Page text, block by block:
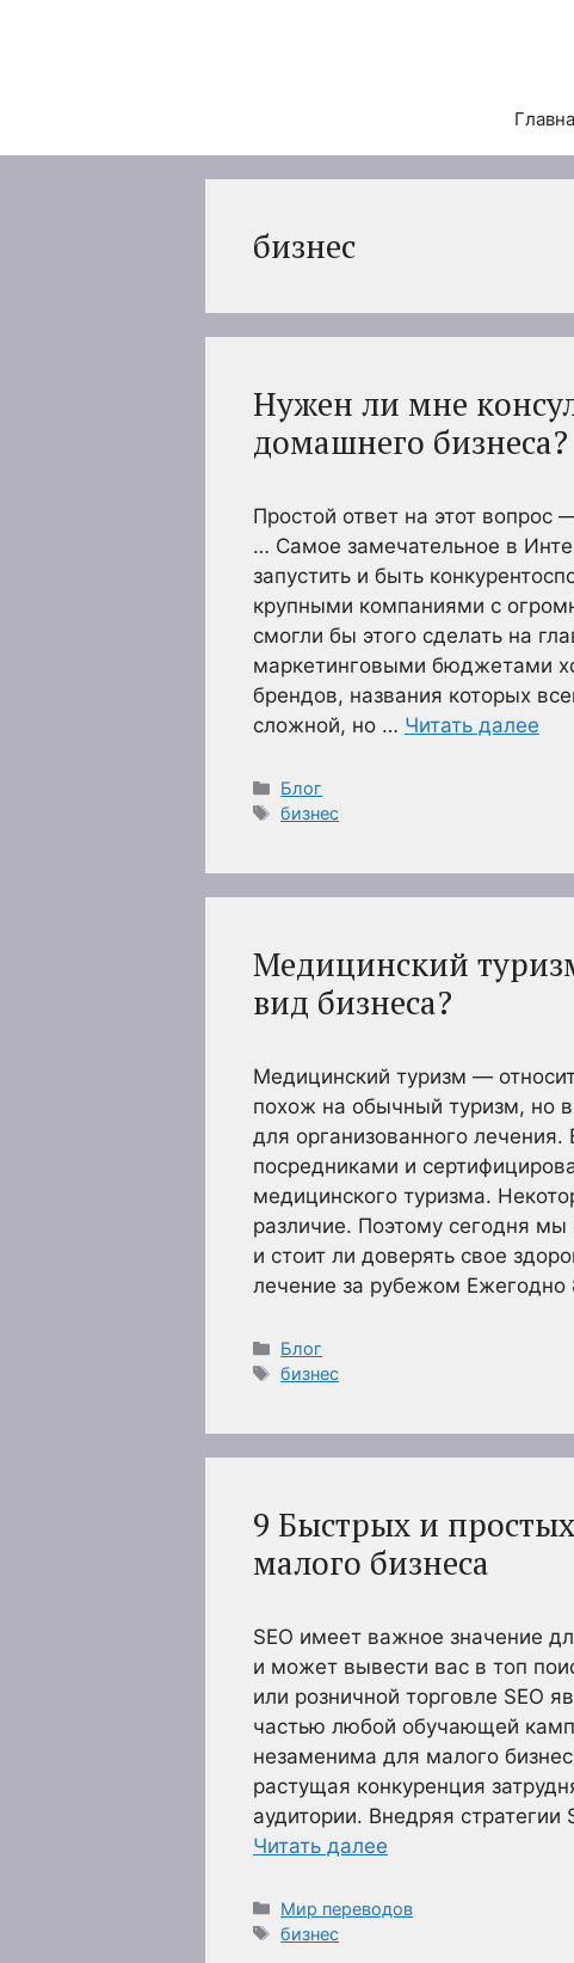
бизнес
Нужен ли мне
домашнего бизнеса?
Простой ответ на этот
… Самое замечательное в
запустить и быть
крупными компаниями с
смогли бы этого сделать на
маркетинговыми бюджетами
брендов, названия которых
сложной, но … Читать далее
Рубрики
Блог
Метки
бизнес
Медицинский
вид бизнеса?
Медицинский туризм —
похож на обычный туризм, но
для организованного
посредниками и
медицинского туризма.
различие. Поэтому сегодня мы
и стоит ли доверять свое
лечение за рубежом
Рубрики
Блог
Метки
бизнес
9 Быстрых и
малого бизнеса
SEO имеет важное значение
и может вывести вас в топ
или розничной торговле SEO
частью любой обучающей
незаменима для малого
растущая конкуренция
аудитории. Внедряя
Читать далее
Рубрики
Мир переводов
Метки
бизнес